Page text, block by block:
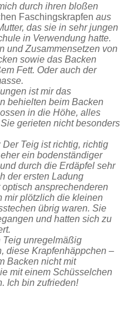
durch ihren bloßen
Faschingskrapfen aus
das sie in sehr jungen
in Verwendung hatte.
und Zusammensetzen von
sowie das Backen
Fett. Oder auch der
ist mir das
behielten beim Backen
in die Höhe, alles
gerieten nicht besonders
Teig ist richtig, richtig
ein bodenständiger
durch die Erdäpfel sehr
der ersten Ladung
ansprechenderen
mir plötzlich die kleinen
übrig waren. Sie
und hatten sich zu
Teig unregelmäßig
diese Krapfenhäppchen –
Backen nicht mit
mit einem Schüsselchen
Ich bin zufrieden!